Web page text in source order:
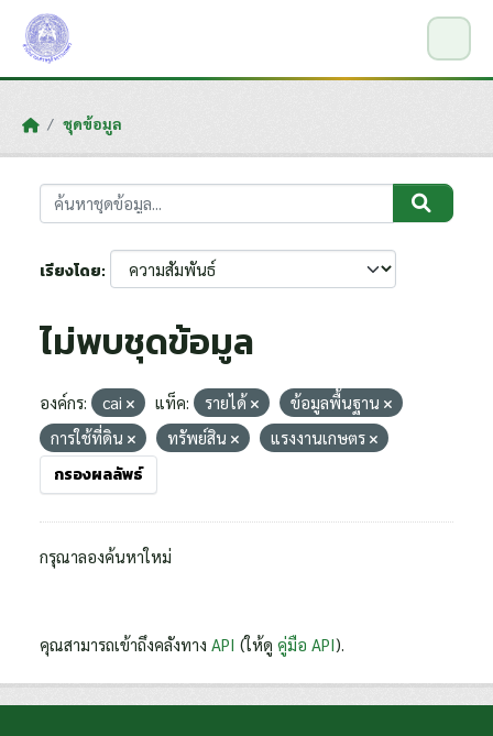
Skip to main content
ชุดข้อมูล
เรียงโดย
ไม่พบชุดข้อมูล
องค์กร: cai แท็ค: รายได้
ข้อมูลพื้นฐาน
การใช้ที่ดิน
ทรัพย์สิน แรงงานเกษตร
กรองผลลัพธ์
กรุณาลองค้นหาใหม่
คุณสามารถเข้าถึงคลังทาง API (ให้ดู คู่มือ API).